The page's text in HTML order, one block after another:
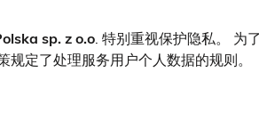
sp. z o.o. 特别重视保护隐私。 为
规定了处理服务用户个人数据的规则。